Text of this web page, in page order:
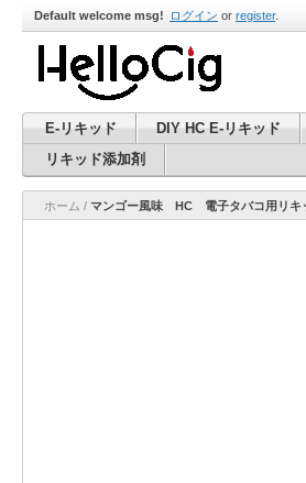
Default welcome msg! ログイン or register.
E-リキッド DIY HC E-リキッド
リキッド添加剤
ホーム / マンゴー風味 HC 電子タバコ用リ